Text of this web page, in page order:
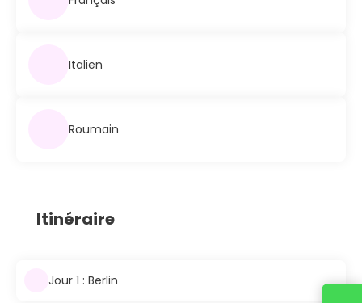
Italien
Roumain
Itinéraire
Jour 1 : Berlin